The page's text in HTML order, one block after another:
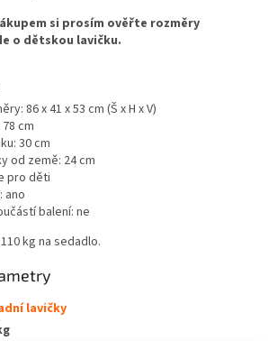
si prosím ověřte rozměry
o dětskou lavičku.
86 x 41 x 53 cm (Š x H x V)
cm
30 cm
od země: 24 cm
pro děti
ano
balení: ne
kg na sedadlo.
lavičky